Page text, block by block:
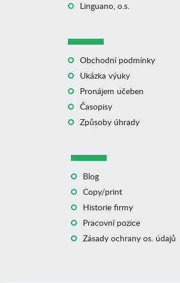
Linguano, o.s.
Obchodní podmínky
Ukázka výuky
Pronájem učeben
Časopisy
Způsoby úhrady
Blog
Copy/print
Historie firmy
Pracovní pozice
Zásady ochrany os. údajů